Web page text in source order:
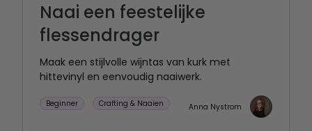
Naai een feestelijke
flessendrager
Maak een stijlvolle wijntas van kurk met
hittevinyl en eenvoudig naaiwerk.
Beginner Crafting & Naaien Anna Nystrom